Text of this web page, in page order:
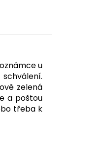
u
zelená
a poštou
třeba k